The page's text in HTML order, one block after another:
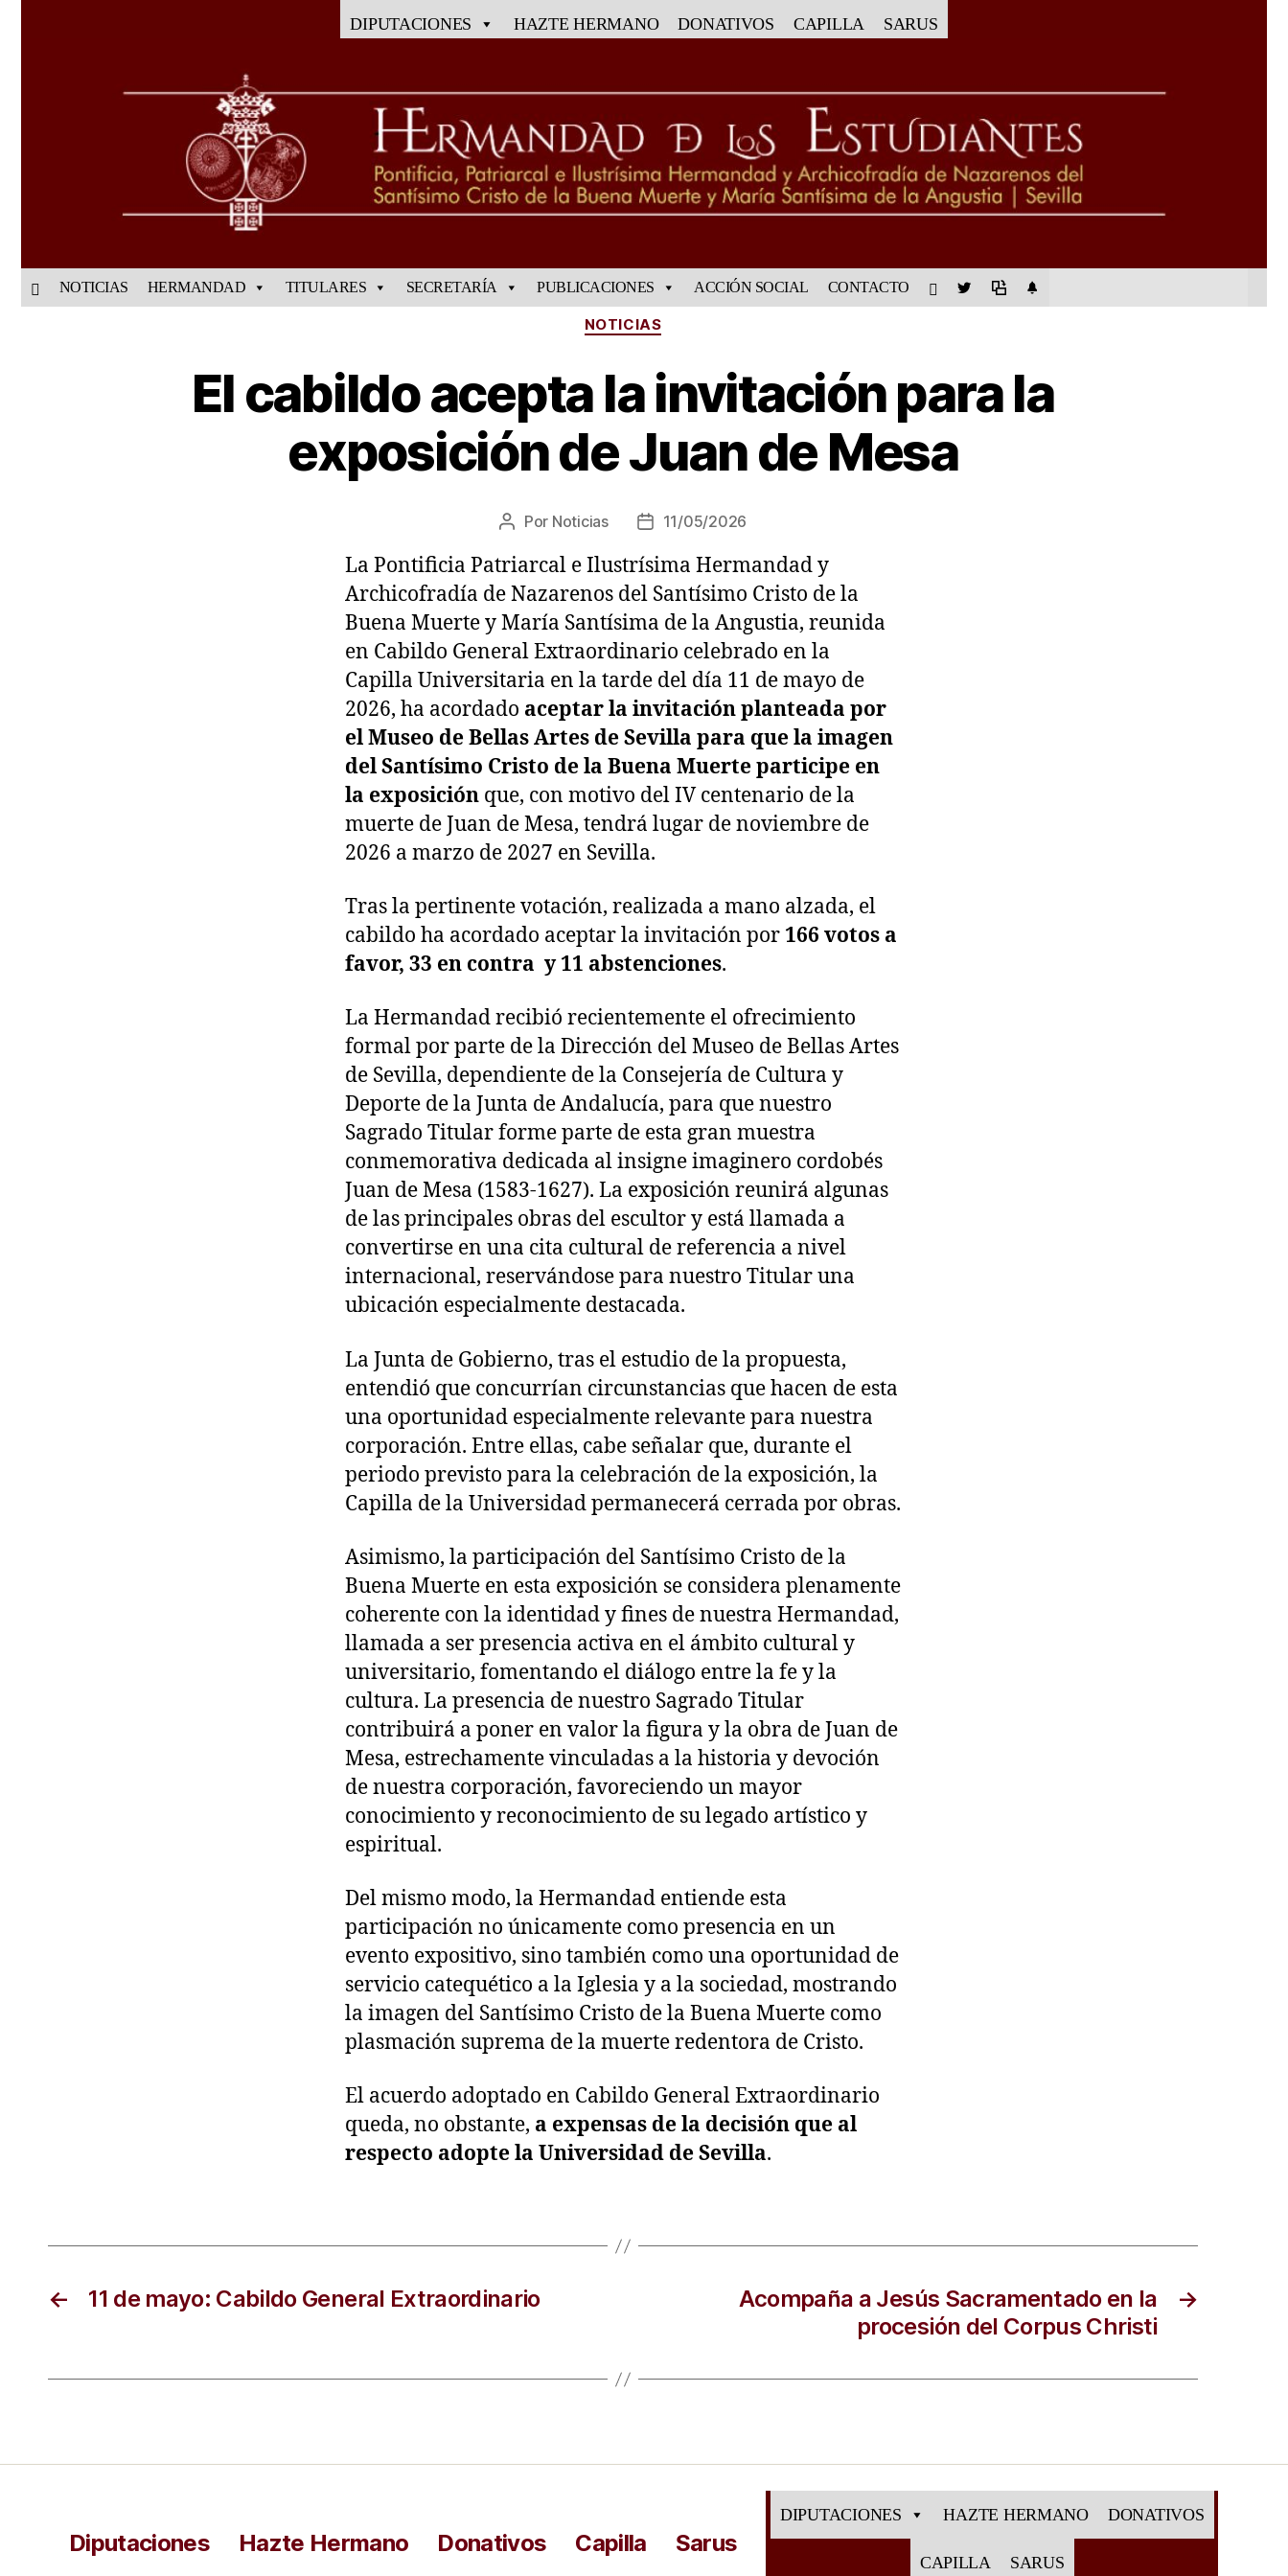
DIPUTACIONES HAZTE HERMANO DONATIVOS CAPILLA SARUS
NOTICIAS HERMANDAD TITULARES SECRETARÍA PUBLICACIONES ACCIÓN SOCIAL CONTACTO
NOTICIAS
El cabildo acepta la invitación para la
exposición de Juan de Mesa
Por Noticias 11/05/2026
La Pontificia Patriarcal e Ilustrísima Hermandad y
Archicofradía de Nazarenos del Santísimo Cristo de la
Buena Muerte y María Santísima de la Angustia, reunida
en Cabildo General Extraordinario celebrado en la
Capilla Universitaria en la tarde del día 11 de mayo de
2026, ha acordado aceptar la invitación planteada por
el Museo de Bellas Artes de Sevilla para que la imagen
del Santísimo Cristo de la Buena Muerte participe en
la exposición que, con motivo del IV centenario de la
muerte de Juan de Mesa, tendrá lugar de noviembre de
2026 a marzo de 2027 en Sevilla.
Tras la pertinente votación, realizada a mano alzada, el
cabildo ha acordado aceptar la invitación por 166 votos a
favor, 33 en contra y 11 abstenciones.
La Hermandad recibió recientemente el ofrecimiento
formal por parte de la Dirección del Museo de Bellas Artes
de Sevilla, dependiente de la Consejería de Cultura y
Deporte de la Junta de Andalucía, para que nuestro
Sagrado Titular forme parte de esta gran muestra
conmemorativa dedicada al insigne imaginero cordobés
Juan de Mesa (1583-1627). La exposición reunirá algunas
de las principales obras del escultor y está llamada a
convertirse en una cita cultural de referencia a nivel
internacional, reservándose para nuestro Titular una
ubicación especialmente destacada.
La Junta de Gobierno, tras el estudio de la propuesta,
entendió que concurrían circunstancias que hacen de esta
una oportunidad especialmente relevante para nuestra
corporación. Entre ellas, cabe señalar que, durante el
periodo previsto para la celebración de la exposición, la
Capilla de la Universidad permanecerá cerrada por obras.
Asimismo, la participación del Santísimo Cristo de la
Buena Muerte en esta exposición se considera plenamente
coherente con la identidad y fines de nuestra Hermandad,
llamada a ser presencia activa en el ámbito cultural y
universitario, fomentando el diálogo entre la fe y la
cultura. La presencia de nuestro Sagrado Titular
contribuirá a poner en valor la figura y la obra de Juan de
Mesa, estrechamente vinculadas a la historia y devoción
de nuestra corporación, favoreciendo un mayor
conocimiento y reconocimiento de su legado artístico y
espiritual.
Del mismo modo, la Hermandad entiende esta
participación no únicamente como presencia en un
evento expositivo, sino también como una oportunidad de
servicio catequético a la Iglesia y a la sociedad, mostrando
la imagen del Santísimo Cristo de la Buena Muerte como
plasmación suprema de la muerte redentora de Cristo.
El acuerdo adoptado en Cabildo General Extraordinario
queda, no obstante, a expensas de la decisión que al
respecto adopte la Universidad de Sevilla.
← 11 de mayo: Cabildo General Extraordinario →
Acompaña a Jesús Sacramentado en la
procesión del Corpus Christi
Diputaciones Hazte Hermano Donativos Capilla Sarus
DIPUTACIONES HAZTE HERMANO DONATIVOS
CAPILLA SARUS